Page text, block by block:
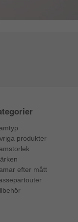
produkter
efter mått